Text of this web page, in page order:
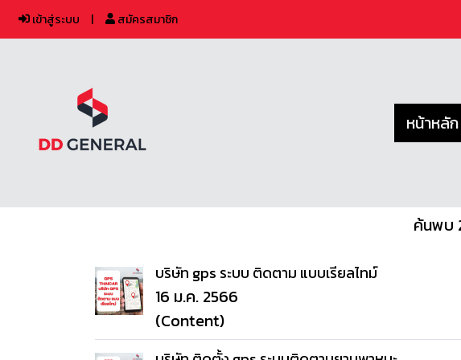
เข้าสู่ระบบ สมัครสมาชิก
หน้าหลัก
ค้นพบ
บริษัท gps ระบบ ติดตาม แบบเรียลไทม์
16 ม.ค. 2566
(Content)